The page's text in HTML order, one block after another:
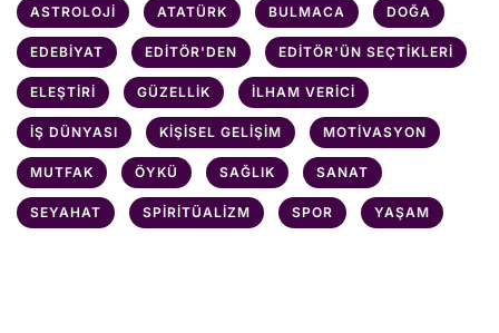
ASTROLOJI ATATÜRK BULMACA DOĞA
EDEBIYAT EDITÖR'DEN EDITÖR'ÜN SEÇTIKLERI
ELEŞTIRI GÜZELLIK İLHAM VERICI
İŞ DÜNYASI KIŞISEL GELIŞIM MOTIVASYON
MUTFAK ÖYKÜ SAĞLIK SANAT
SEYAHAT SPIRITÜALIZM SPOR YAŞAM